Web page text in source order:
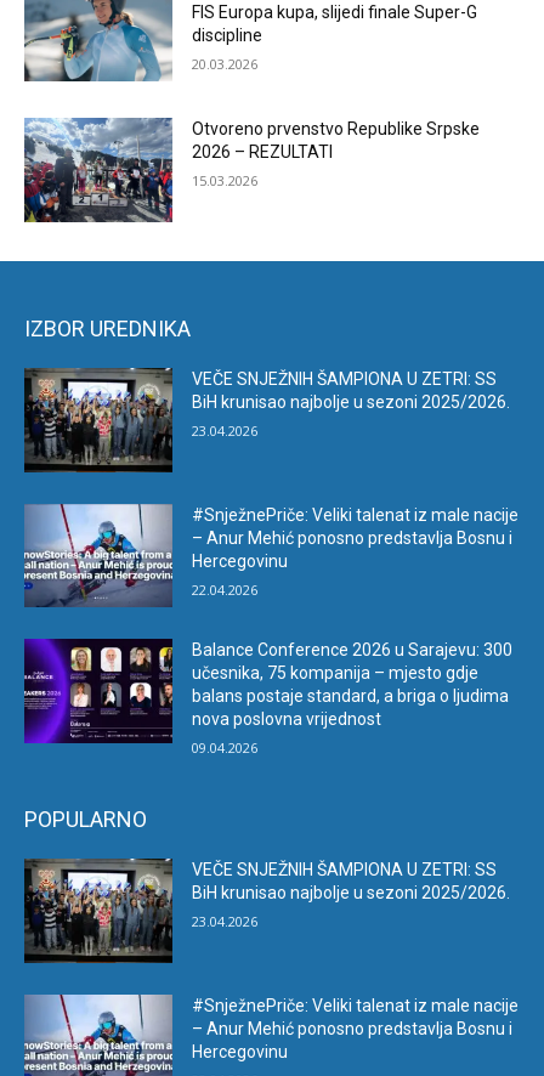
FIS Europa kupa, slijedi finale Super-G
discipline
20.03.2026
Otvoreno prvenstvo Republike Srpske
2026 – REZULTATI
15.03.2026
IZBOR UREDNIKA
VEČE SNJEŽNIH ŠAMPIONA U ZETRI: SS
BiH krunisao najbolje u sezoni 2025/2026.
23.04.2026
#SnježnePriče: Veliki talenat iz male nacije
– Anur Mehić ponosno predstavlja Bosnu i
Hercegovinu
22.04.2026
Balance Conference 2026 u Sarajevu: 300
učesnika, 75 kompanija – mjesto gdje
balans postaje standard, a briga o ljudima
nova poslovna vrijednost
09.04.2026
POPULARNO
VEČE SNJEŽNIH ŠAMPIONA U ZETRI: SS
BiH krunisao najbolje u sezoni 2025/2026.
23.04.2026
#SnježnePriče: Veliki talenat iz male nacije
– Anur Mehić ponosno predstavlja Bosnu i
Hercegovinu